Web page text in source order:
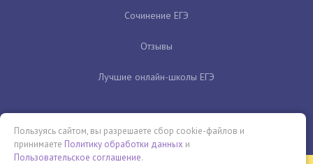
Сочинение ЕГЭ
Отзывы
Лучшие онлайн-школы ЕГЭ
Пользуясь сайтом, вы разрешаете сбор cookie-файлов и
принимаете Политику обработки данных и
Пользовательское соглашение.